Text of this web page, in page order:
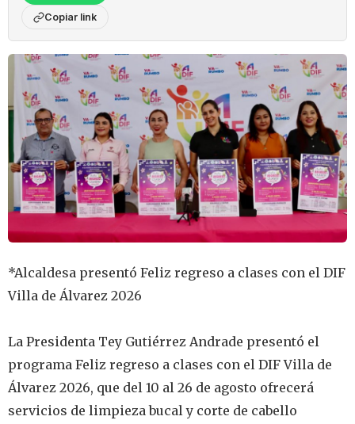
Copiar link
‎*Alcaldesa presentó Feliz regreso a clases con el DIF
Villa de Álvarez 2026
‎La Presidenta Tey Gutiérrez Andrade presentó el
programa Feliz regreso a clases con el DIF Villa de
Álvarez 2026, que del 10 al 26 de agosto ofrecerá
servicios de limpieza bucal y corte de cabello